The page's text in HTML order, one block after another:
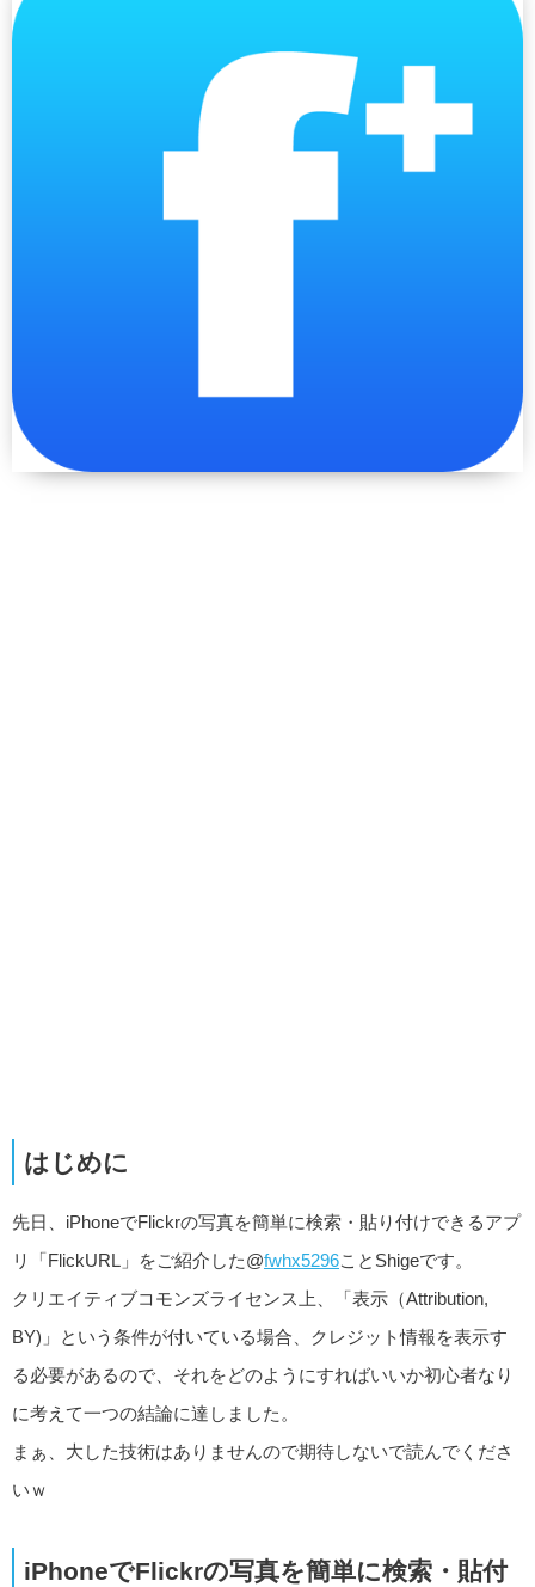
はじめに
先日、iPhoneでFlickrの写真を簡単に検索・貼り付けできるアプ
リ「FlickURL」をご紹介した@fwhx5296ことShigeです。
クリエイティブコモンズライセンス上、「表示（Attribution,
BY)」という条件が付いている場合、クレジット情報を表示す
る必要があるので、それをどのようにすればいいか初心者なり
に考えて一つの結論に達しました。
まぁ、大した技術はありませんので期待しないで読んでくださ
いｗ
iPhoneでFlickrの写真を簡単に検索・貼付